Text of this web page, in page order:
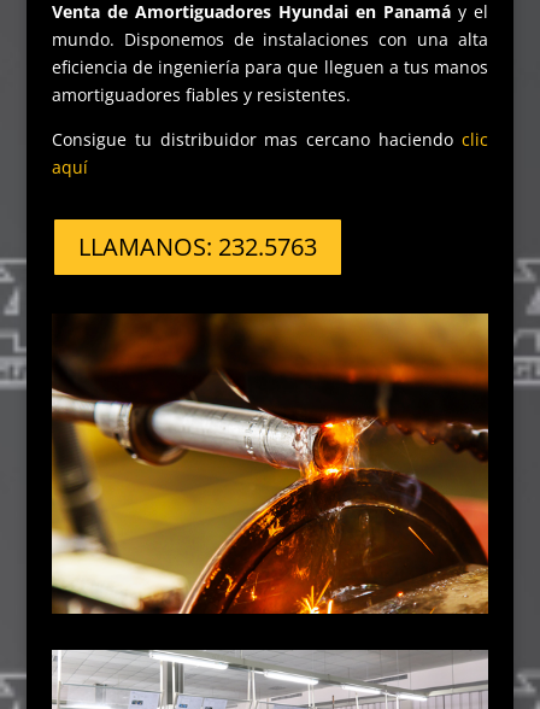
Venta de Amortiguadores Hyundai en Panamá y el
mundo. Disponemos de instalaciones con una alta
eficiencia de ingeniería para que lleguen a tus manos
amortiguadores fiables y resistentes.
Consigue tu distribuidor mas cercano haciendoclic
aquí
LLAMANOS: 232.5763